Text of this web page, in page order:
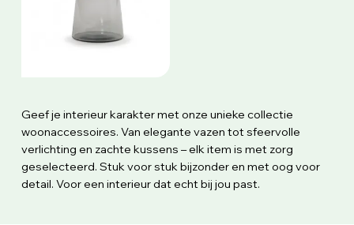
Geef je interieur karakter met onze unieke collectie
woonaccessoires. Van elegante vazen tot sfeervolle
verlichting en zachte kussens – elk item is met zorg
geselecteerd. Stuk voor stuk bijzonder en met oog voor
detail. Voor een interieur dat echt bij jou past.